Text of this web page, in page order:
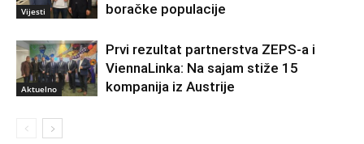
Vijesti
boračke populacije
Aktuelno
Prvi rezultat partnerstva ZEPS-a i
ViennaLinka: Na sajam stiže 15
kompanija iz Austrije